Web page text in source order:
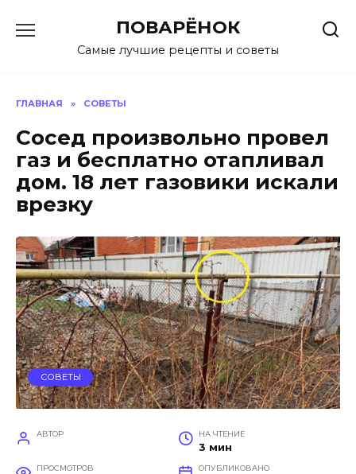
содержанию
ПОВАРЁНОК
Самые лучшие рецепты и советы
ГЛАВНАЯ » СОВЕТЫ
Сосед произвольно провел
газ и бесплатно отапливал
дом. 18 лет газовики искали
врезку
СОВЕТЫ
АВТОР НА ЧТЕНИЕ
3 мин
ПРОСМОТРОВ ОПУБЛИКОВАНО